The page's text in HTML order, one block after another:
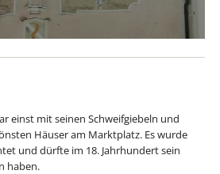
einst mit seinen Schweifgiebeln und
Häuser am Marktplatz. Es wurde
und dürfte im 18. Jahrhundert sein
haben.